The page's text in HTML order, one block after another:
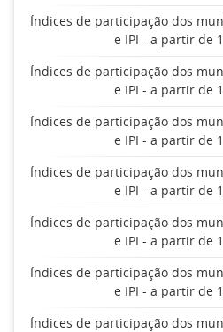
Índices de participação dos
e IPI - a partir de
Índices de participação dos
e IPI - a partir de
Índices de participação dos
e IPI - a partir de
Índices de participação dos
e IPI - a partir de
Índices de participação dos
e IPI - a partir de
Índices de participação dos
e IPI - a partir de
Índices de participação dos